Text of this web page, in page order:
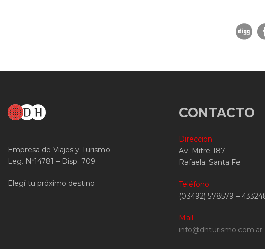
Empresa de Viajes y Turismo
Leg. Nº14781 – Disp. 709
Elegí tu próximo destino
CONTACTO
Direccion
Av. Mitre 187
Rafaela. Santa Fe
Teléfono
(03492) 578579 –
Mail
info@dhturismo.com.ar